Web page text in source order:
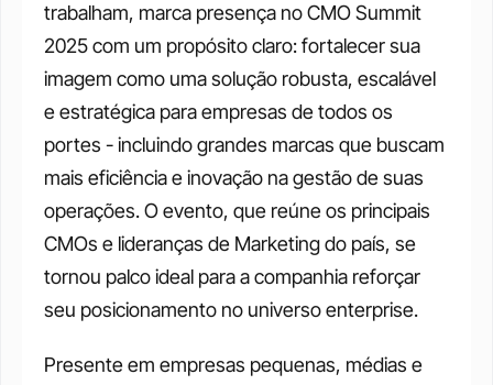
trabalham, marca presença no CMO Summit
2025 com um propósito claro: fortalecer sua
imagem como uma solução robusta, escalável
e estratégica para empresas de todos os
portes - incluindo grandes marcas que buscam
mais eficiência e inovação na gestão de suas
operações. O evento, que reúne os principais
CMOs e lideranças de Marketing do país, se
tornou palco ideal para a companhia reforçar
seu posicionamento no universo enterprise.
Presente em empresas pequenas, médias e